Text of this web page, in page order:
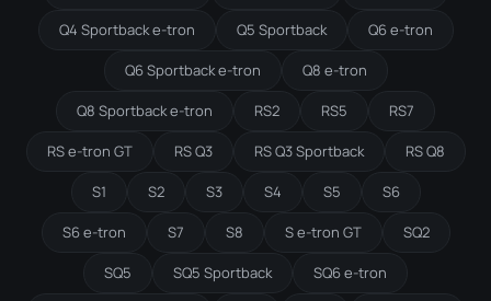
Q4 Sportback e-tron Q5 Sportback Q6 e-tron
Q6 Sportback e-tron Q8 e-tron
Q8 Sportback e-tron RS2 RS5 RS7
RS e-tron GT RS Q3 RS Q3 Sportback RS Q8
S1 S2 S3 S4 S5 S6
S6 e-tron S7 S8 S e-tron GT SQ2
SQ5 SQ5 Sportback SQ6 e-tron